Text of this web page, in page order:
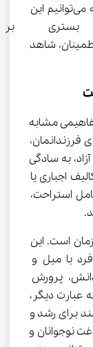
دهیم. با ما همراه باشید تا بیاموزیم چگونه می‌توانیم این
شاهد
مشابه
موثر برای فرزندانمان،
وقت آزاد، به سادگی
اجباری یا
زمان می‌تواند شامل استراحت،
است. این
می‌شود که فرد با میل و
پرورش
انجام می‌دهد. به عبارت دیگر،
برای رشد و
اوقات فراغت نوجوانان و